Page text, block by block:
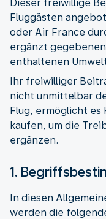
Dieser freiwillige
Fluggästen
oder Air France
ergänzt
enthaltenen
Ihr freiwilliger
nicht unmittelbar
Flug, ermöglicht es
kaufen, um die
ergänzen.
1.
In diesen
werden die